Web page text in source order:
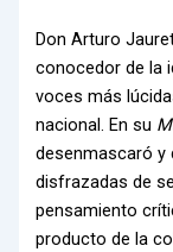
Don Arturo
conocedor de la
voces más
nacional. En su
desenmascaró y
disfrazadas de
pensamiento
producto de la